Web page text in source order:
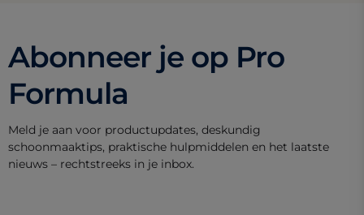
Abonneer je op Pro
Formula
Meld je aan voor productupdates, deskundig
schoonmaaktips, praktische hulpmiddelen en het laatste
nieuws – rechtstreeks in je inbox.